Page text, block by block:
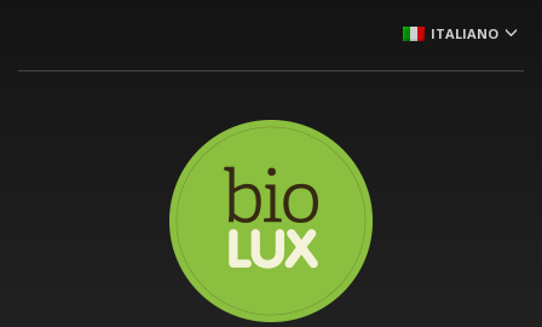
ITALIANO